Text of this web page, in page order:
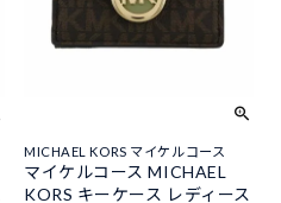
MICHAEL KORS マイケルコース
マイケルコース MICHAEL
KORS キーケース レディース